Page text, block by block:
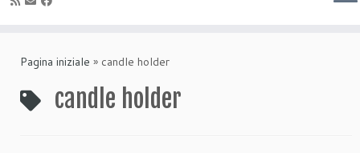
Pagina iniziale » candle holder
candle holder